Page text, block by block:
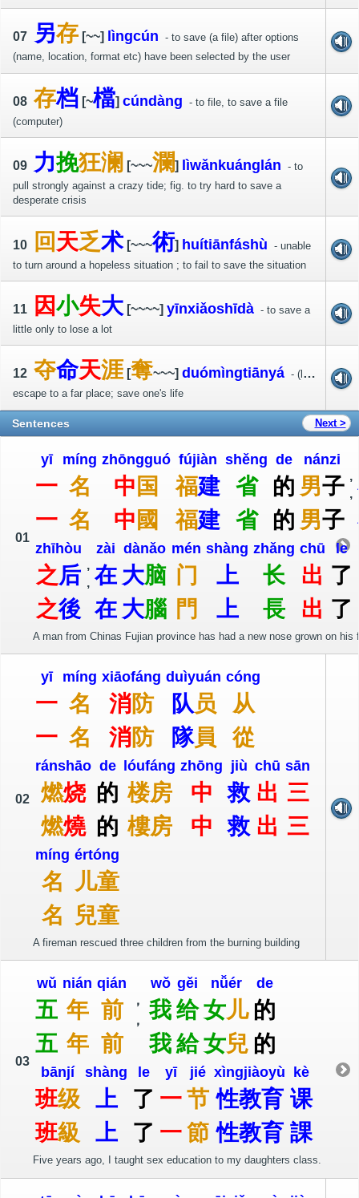
07 另存 [~~] lìngcún - to save (a file) after options
(name, location, format etc) have been selected by the user
08 存档 [~檔] cúndàng - to file, to save a file
(computer)
09 力挽狂澜 [~~~瀾] lìwǎn kuáng lán - to
pull strongly against a crazy tide; fig. to try hard to save a
desperate crisis
10 回 天乏术[~~~術] huítiānfáshù - unable
to turn around a hopeless situation ; to fail to save the situation
11 因小失大 [~~~~] yīnxiǎoshīdà - to save a
little only to lose a lot
12 夺命天涯 [奪~~~] duómìngtiānyá - (literally)
escape to a far place; save one's life
Sentences Next >
01
yī
一
一
míng
名
名
zhōngguó
中 国
中 國
fújiàn
福建
福建
shěng
省
省
de
的
的
nánzi
男子
男子
,
,
zhīhòu
之后
之後
,
,
zài
在
在
dànǎo
大脑
大腦
mén
门
門
shàng
上
上
zhǎng
长
長
chū
出
出
le
了
了
A man from Chinas Fujian province has had a new nose grown on
02
yī
一
一
míng
名
名
xiāofáng
消防
消防
duìyuán
队 员
隊員
cóng
从
從
ránshāo
燃烧
燃燒
de
的
的
lóufáng
楼房
樓房
zhōng
中
中
jiù
救
救
chū
出
出
sān
三
三
míng
名
名
értóng
儿童
兒童
A fireman rescued three children from the burning building
03
wǔ
五
五
nián
年
年
qián
前
前
，
，
wǒ
我
我
gěi
给
給
nǚér
女儿
女兒
de
的
的
bānjí
班级
班級
shàng
上
上
le
了
了
yī
一
一
jié
节
節
xìngjiàoyù
性教育
性教育
kè
课
課
Five years ago, I taught sex education to my daughters class.